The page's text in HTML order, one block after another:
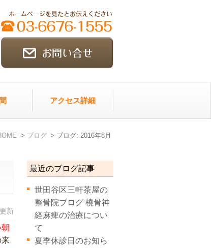
アクセス詳細
ブログ ブログ: 2016年8月
新
来
最近のブログ記事
世田谷区三軒茶屋の
整骨院ブログ 橈骨神
経麻痺の治療につい
て
夏季休診日のお知ら